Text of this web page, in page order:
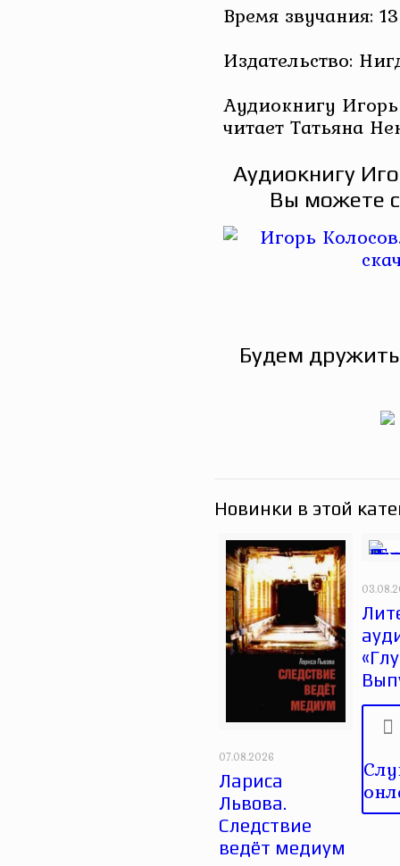
Время звучания:
Издательство:
Аудиокнигу
читает Татьяна
Аудиокнигу
Вы можете
Будем
Новинки в этой
07.08.2026
Лариса
Львова.
Следствие
ведёт медиум